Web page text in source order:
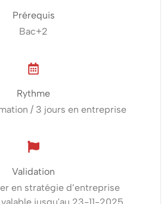
Prérequis
Bac+2
Rythme
/ 3 jours en entreprise
Validation
en stratégie d’entreprise